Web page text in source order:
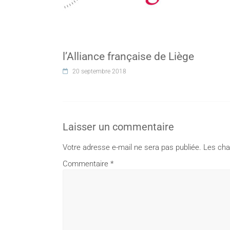
l’Alliance française de Liège
20 septembre 2018
Laisser un commentaire
Votre adresse e-mail ne sera pas publiée. Les
Commentaire *